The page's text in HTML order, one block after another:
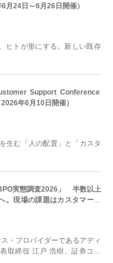
月24日～6月26日開催）
ヒトが形にする。新しい既存
Support Conference
年6月10日開催）
生む「人の配置」と「カスタ
実態調査2026」 半数以上
。現場の課題はカスタマーサ
の高さ」（44.0%）と「採用
・プロバイダーであるアディ
取締役 江戸 浩樹、証券コー